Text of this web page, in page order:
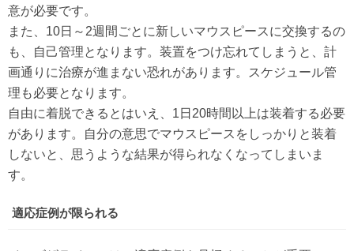
意が必要です。
また、10日～2週間ごとに新しいマウスピースに交換するの
も、自己管理となります。装置をつけ忘れてしまうと、計
画通りに治療が進まない恐れがあります。スケジュール管
理も必要となります。
自由に着脱できるとはいえ、1日20時間以上は装着する必要
があります。自分の意思でマウスピースをしっかりと装着
しないと、思うような結果が得られなくなってしまいま
す。
適応症例が限られる